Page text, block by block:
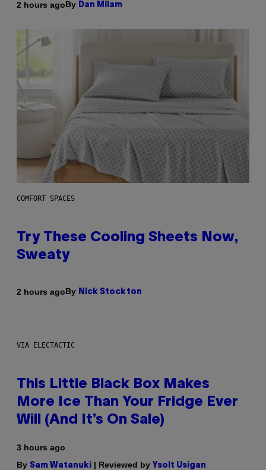
2 hours agoBy Dan Milam
COMFORT SPACES
Try These Cooling Sheets Now,
Sweaty
2 hours agoBy Nick Stockton
VIA ELECTACTIC
This Little Black Box Makes
More Ice Than Your Fridge Ever
Will (And It’s On Sale)
3 hours ago
By Sam Watanuki | Reviewed by Ysolt Usigan